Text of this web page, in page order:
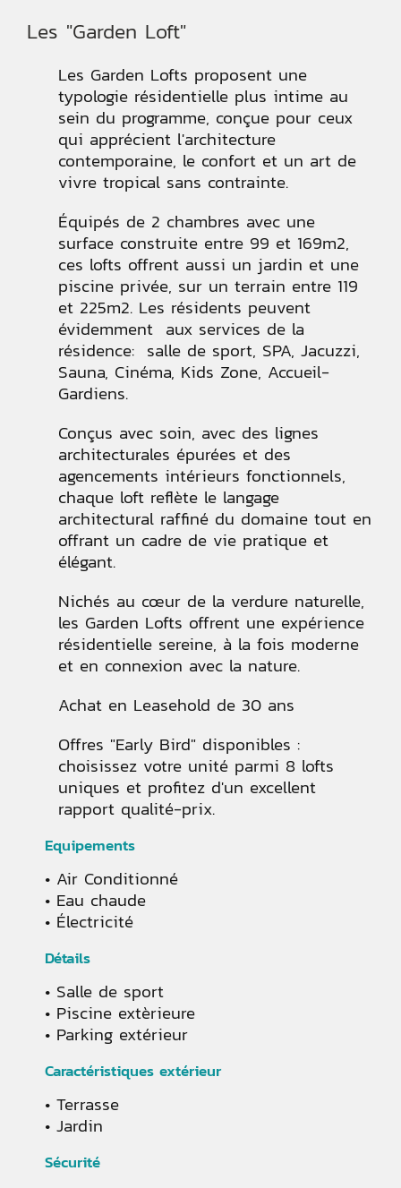
Les "Garden Loft"
Les Garden Lofts proposent une
typologie résidentielle plus intime au
sein du programme, conçue pour ceux
qui apprécient l'architecture
contemporaine, le confort et un art de
vivre tropical sans contrainte.
Équipés de 2 chambres avec une
surface construite entre 99 et 169m2,
ces lofts offrent aussi un jardin et une
piscine privée, sur un terrain entre 119
et 225m2. Les résidents peuvent
évidemment aux services de la
résidence: salle de sport, SPA, Jacuzzi,
Sauna, Cinéma, Kids Zone, Accueil-
Gardiens.
Conçus avec soin, avec des lignes
architecturales épurées et des
agencements intérieurs fonctionnels,
chaque loft reflète le langage
architectural raffiné du domaine tout en
offrant un cadre de vie pratique et
élégant.
Nichés au cœur de la verdure naturelle,
les Garden Lofts offrent une expérience
résidentielle sereine, à la fois moderne
et en connexion avec la nature.
Achat en Leasehold de 30 ans
Offres "Early Bird" disponibles :
choisissez votre unité parmi 8 lofts
uniques et profitez d'un excellent
rapport qualité-prix.
Equipements
Air Conditionné
Eau chaude
Électricité
Détails
Salle de sport
Piscine extèrieure
Parking extérieur
Caractéristiques extérieur
Terrasse
Jardin
Sécurité